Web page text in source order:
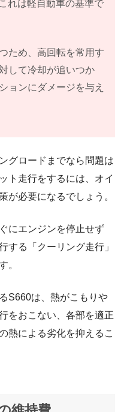
れは軽自動車の基準で
ため、高回転を常用す
して冷却が追いつか
ョンにダメージを与え
グロードまでなら問題は
ト走行をするには、オイ
が必要になるでしょう。
にエンジンを停止せず
する「クーリング走行」
。
S660は、熱がこもりや
をおこない、各部を適正
熱による劣化を抑えるこ